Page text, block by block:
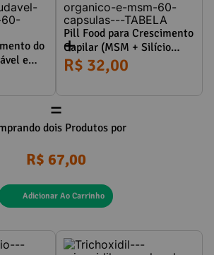
do
e
Pill Food para Crescimento
Capilar (MSM + Silício
Orgânico + Biotina +
Associações) 60 Cápsulas
R$ 32,00
=
dois Produtos por
R$ 67,00
Adicionar Ao Carrinho